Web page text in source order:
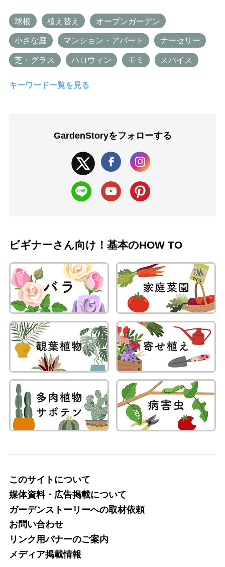
球根 植え替え オープンガーデン
小さな庭 マンション・アパート ナーセリー
芝・グラス ハロウィン モミ スパイス
キーワード一覧を見る
GardenStoryをフォローする
ビギナーさん向け！基本のHOW TO
このサイトについて
媒体資料・広告掲載について
ガーデンストーリーへの取材依頼
お問い合わせ
リンク用バナーのご案内
メディア掲載情報